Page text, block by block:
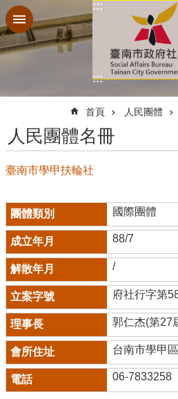
跳到主要內容區塊
:::
:::
首頁 人民團體
人民團體名冊
臺南市學甲扶輪社
國際團體
88/7
/
府社行字第
郭仁杰(第27
台南市學甲
06-7833258